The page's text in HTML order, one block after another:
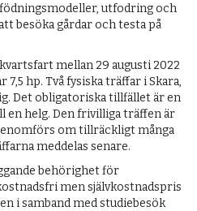
utfodring och
besöka gårdar och testa på
mellan 29 augusti 2022
7,5 hp. Två fysiska träffar i Skara,
Det obligatoriska tillfället är en
helg. Den frivilliga träffen är
om tillräckligt många
meddelas senare.
behörighet för
men självkostnadspris
i samband med studiebesök